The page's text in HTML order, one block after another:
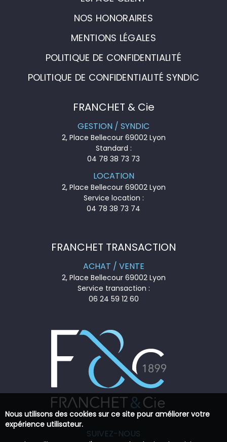
NOS HONORAIRES
MENTIONS LÉGALES
POLITIQUE DE CONFIDENTIALITÉ
POLITIQUE DE CONFIDENTIALITÉ SYNDIC
FRANCHET & Cie
GESTION / SYNDIC
2, Place Bellecour 69002 Lyon
Standard :
04 78 38 73 73
LOCATION
2, Place Bellecour 69002 Lyon
Service location :
04 78 38 73 74
FRANCHET TRANSACTION
ACHAT / VENTE
2, Place Bellecour 69002 Lyon
Service transaction :
06 24 59 12 60
SUIVEZ-NOUS
Nous utilisons des cookies sur ce site pour améliorer votre
expérience utilisateur.